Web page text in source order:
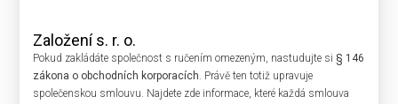
Založení s. r. o.
Pokud zakládáte společnost s ručením omezeným, nastudujte si § 146
zákona o obchodních korporacích. Právě ten totiž upravuje
společenskou smlouvu. Najdete zde informace, které každá smlouva